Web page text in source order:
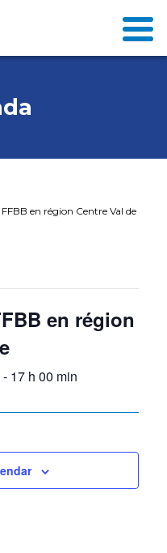
en région Centre Val de
en région
- 17 h 00 min